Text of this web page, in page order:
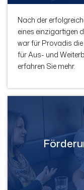
Nach der
eines einzigartigen
war für Provadis
für Aus- und
erfahren Sie mehr.